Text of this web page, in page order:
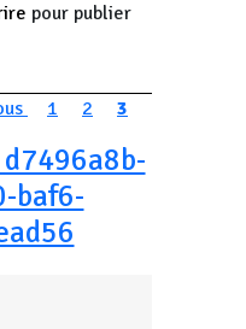
pour publier
Page
1 Page
2 Page courante
3
baf6-